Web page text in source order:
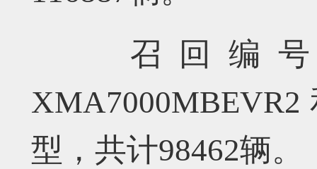
召回编号
型，共计98462辆。